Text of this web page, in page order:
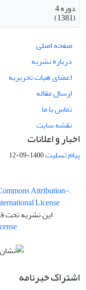
دوره 4
(1381)
صفحه اصلی
درباره نشریه
اعضای هیات تحریریه
ارسال مقاله
تماس با ما
نقشه سایت
اخبار و اعلانات
پیام تسلیت1400-09-12
.This work is licensed under a
Attribution-
License
این نشریه تحت
اشتراک خبرنامه